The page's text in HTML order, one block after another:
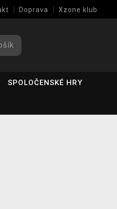
Doprava Xzone klub
SPOLOČENSKÉ HRY